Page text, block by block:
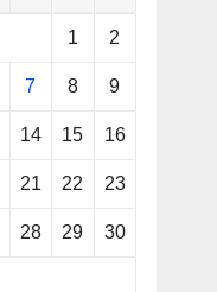
1 2
7 8 9
14 15 16
21 22 23
28 29 30